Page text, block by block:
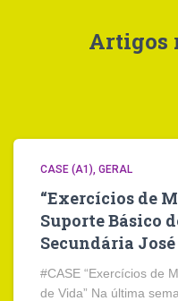
Artigos
CASE (A1) GERAL
“Exercícios de
Suporte Básico
Secundária
#CASE “Exercícios de
de Vida” Na última